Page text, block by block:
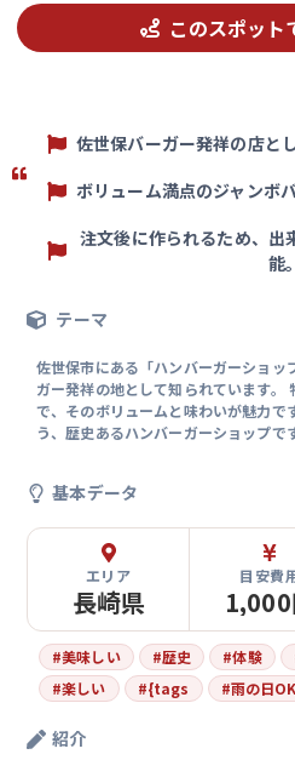
このスポット
佐世保バーガー発祥の店と
ボリューム満点のジャンボ
注文後に作られるため、出
能。
テーマ
佐世保市にある「ハンバーガーショッ
ガー発祥の地として知られています。
で、そのボリュームと味わいが魅力で
う、歴史あるハンバーガーショップです
基本データ
エリア
長崎県
目安費
#美味しい #歴史 #体験
#楽しい #{tags #雨の日OK
紹介